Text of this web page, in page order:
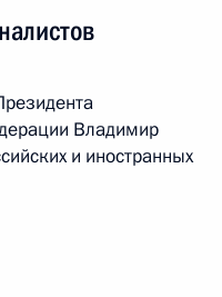
Владимир
и иностранных